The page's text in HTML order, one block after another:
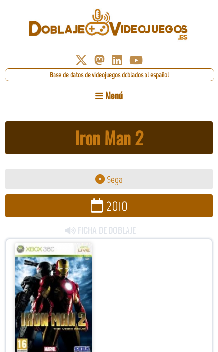
Base de datos de videojuegos doblados al español
Menú
Iron Man 2
Sega
2010
FICHA DE DOBLAJE